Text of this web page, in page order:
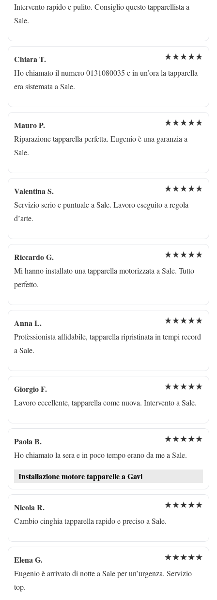
Intervento rapido e pulito. Consiglio questo tapparellista a
Sale.
Chiara T. ★★★★★
Ho chiamato il numero 0131080035 e in un’ora la tapparella
era sistemata a Sale.
Mauro P. ★★★★★
Riparazione tapparella perfetta. Eugenio è una garanzia a
Sale.
Valentina S. ★★★★★
Servizio serio e puntuale a Sale. Lavoro eseguito a regola
d’arte.
Riccardo G. ★★★★★
Mi hanno installato una tapparella motorizzata a Sale. Tutto
perfetto.
Anna L. ★★★★★
Professionista affidabile, tapparella ripristinata in tempi record
a Sale.
Giorgio F. ★★★★★
Lavoro eccellente, tapparella come nuova. Intervento a Sale.
Paola B. ★★★★★
Ho chiamato la sera e in poco tempo erano da me a Sale.
Installazione motore tapparelle a Gavi
Nicola R. ★★★★★
Cambio cinghia tapparella rapido e preciso a Sale.
Elena G. ★★★★★
Eugenio è arrivato di notte a Sale per un’urgenza. Servizio
top.